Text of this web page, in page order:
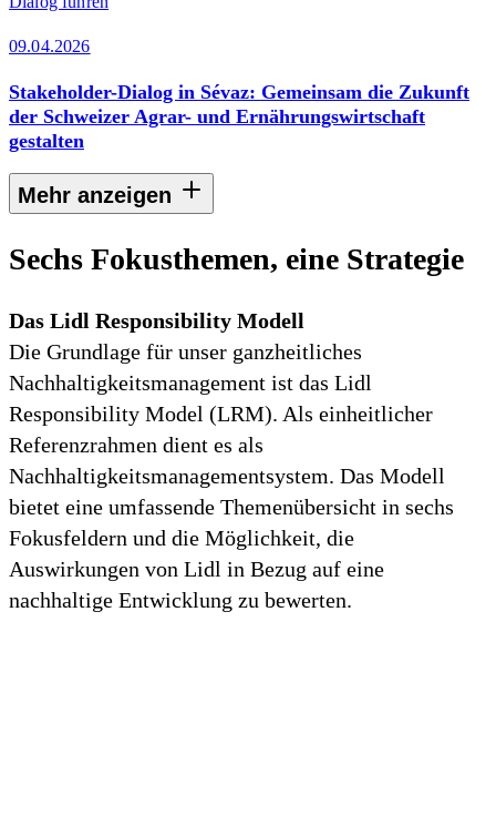
09.04.2026
Stakeholder-Dialog in Sévaz: Gemeinsam die Zukunft
der Schweizer Agrar- und Ernährungswirtschaft
gestalten
Mehr anzeigen
Sechs Fokusthemen, eine Strategie
Das Lidl Responsibility Modell
Die Grundlage für unser ganzheitliches
Nachhaltigkeitsmanagement ist das Lidl
Responsibility Model (LRM). Als einheitlicher
Referenzrahmen dient es als
Nachhaltigkeitsmanagementsystem. Das Modell
bietet eine umfassende Themenübersicht in sechs
Fokusfeldern und die Möglichkeit, die
Auswirkungen von Lidl in Bezug auf eine
nachhaltige Entwicklung zu bewerten.